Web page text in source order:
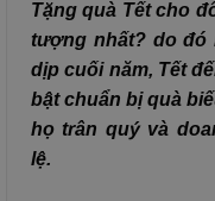
Tặng quà Tết cho
tượng nhất? do đó
dịp cuối năm, Tết
bật chuẩn bị quà
họ trân quý và
lệ.